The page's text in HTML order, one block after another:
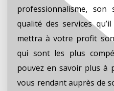
professionnalisme,
qualité des services
mettra à votre profit
qui sont les plus
pouvez en savoir plus à
vous rendant auprès de